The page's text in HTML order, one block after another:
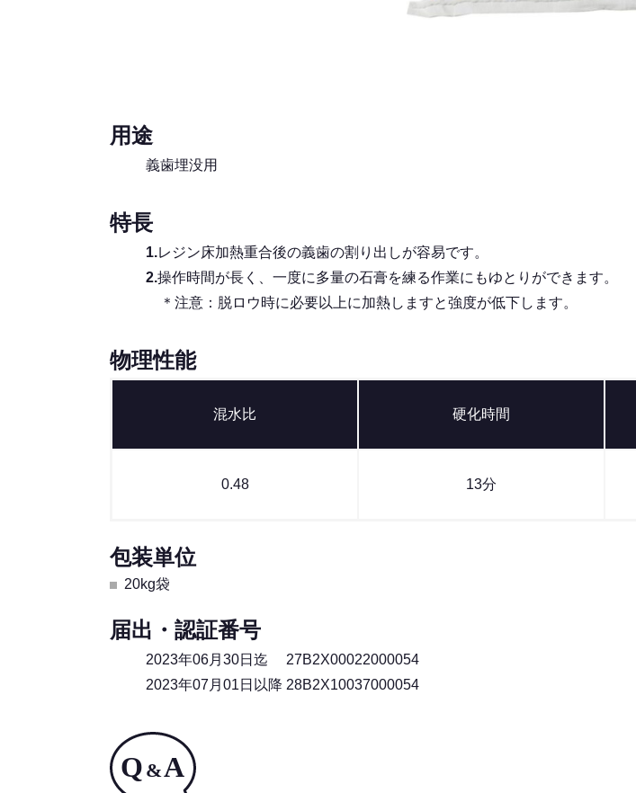
用途
義歯埋没用
特長
1.レジン床加熱重合後の義歯の割り出しが容易です。
2.操作時間が長く、一度に多量の石膏を練る作業にもゆとりができます。
＊注意：脱ロウ時に必要以上に加熱しますと強度が低下します。
物理性能
混水比
0.48
硬化時間
13分
包装単位
20kg袋
届出・認証番号
2023年06月30日迄 27B2X00022000054
2023年07月01日以降 28B2X10037000054